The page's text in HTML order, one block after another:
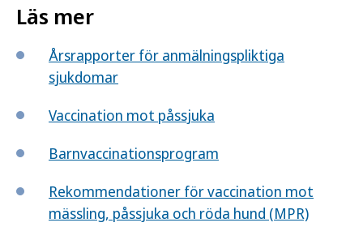
Läs mer
Årsrapporter för anmälningspliktiga
sjukdomar
Vaccination mot påssjuka
Barnvaccinationsprogram
Rekommendationer för vaccination mot
mässling, påssjuka och röda hund (MPR)